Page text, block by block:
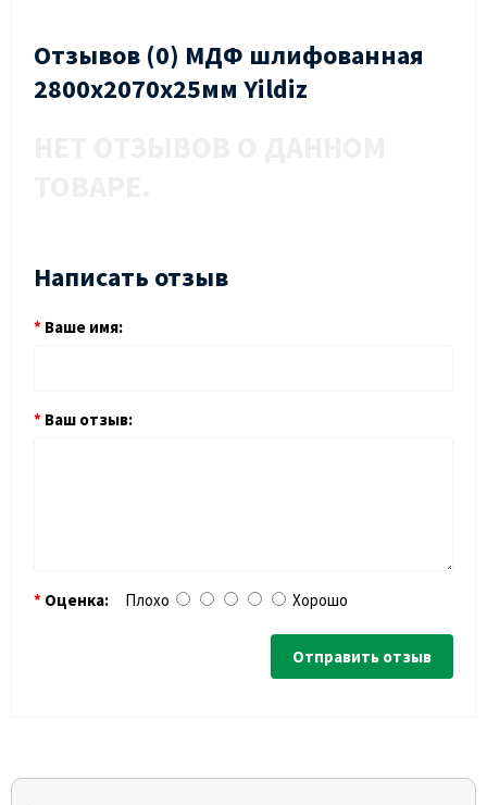
Отзывов (0) МДФ шлифованная
2800х2070х25мм Yildiz
Написать отзыв
Ваше имя:
Ваш отзыв:
Оценка: Плохо Хорошо
Отправить отзыв